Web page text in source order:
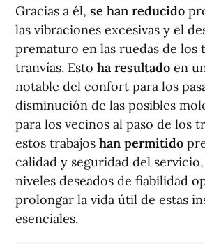
Gracias a él, se han reducido
las vibraciones excesivas y el
prematuro en las ruedas de los
tranvías. Esto ha resultado en
notable del confort para los
disminución de las posibles
para los vecinos al paso de los
estos trabajos han permitido
calidad y seguridad del
niveles deseados de fiabilidad
prolongar la vida útil de estas
esenciales.